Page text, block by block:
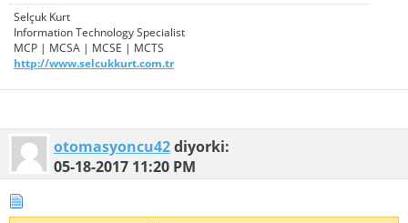
Selçuk Kurt
Information Technology Specialist
MCP | MCSA | MCSE | MCTS
http://www.selcukkurt.com.tr
otomasyoncu42diyorki:
05-18-2017 11:20 PM